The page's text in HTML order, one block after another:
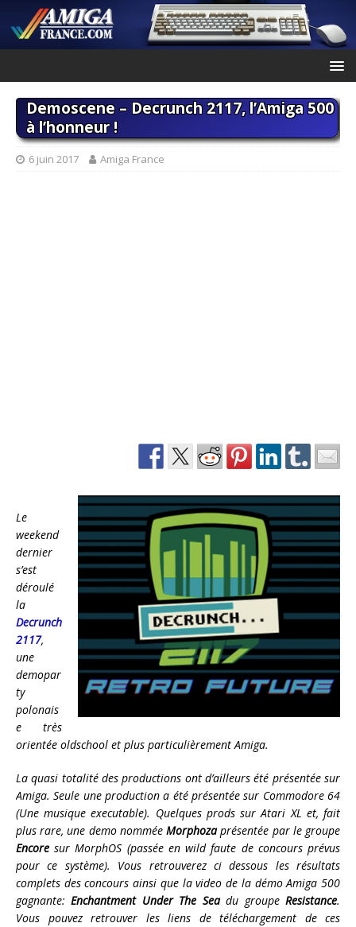
Demoscene – Decrunch 2117, l’Amiga 500
à l’honneur !
6 juin 2017 Amiga France
Le
weekend
dernier
s’est
déroulé
la
Decrunch
2117,
une
demopar
ty
polonais
e très
orientée oldschool et plus particulièrement Amiga.
La quasi totalité des productions ont d’ailleurs été présentée sur
Amiga. Seule une production a été présentée sur Commodore 64
(Une musique executable). Quelques prods sur Atari XL et, fait
plus rare, une demo nomméeMorphozaprésentée par le groupe
Encore sur MorphOS (passée en wild faute de concours prévus
pour ce système). Vous retrouverez ci dessous les résultats
complets des concours ainsi que la video de la démo Amiga 500
gagnante:Enchantment Under The Seadu groupeResistance.
Vous pouvez retrouver les liens de téléchargement de ces